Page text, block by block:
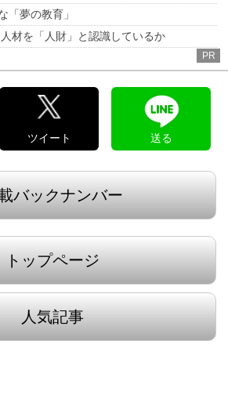
「夢の教育」
材を「人財」と認識しているか
PR
ツイート 送る
バックナンバー
トップページ
人気記事